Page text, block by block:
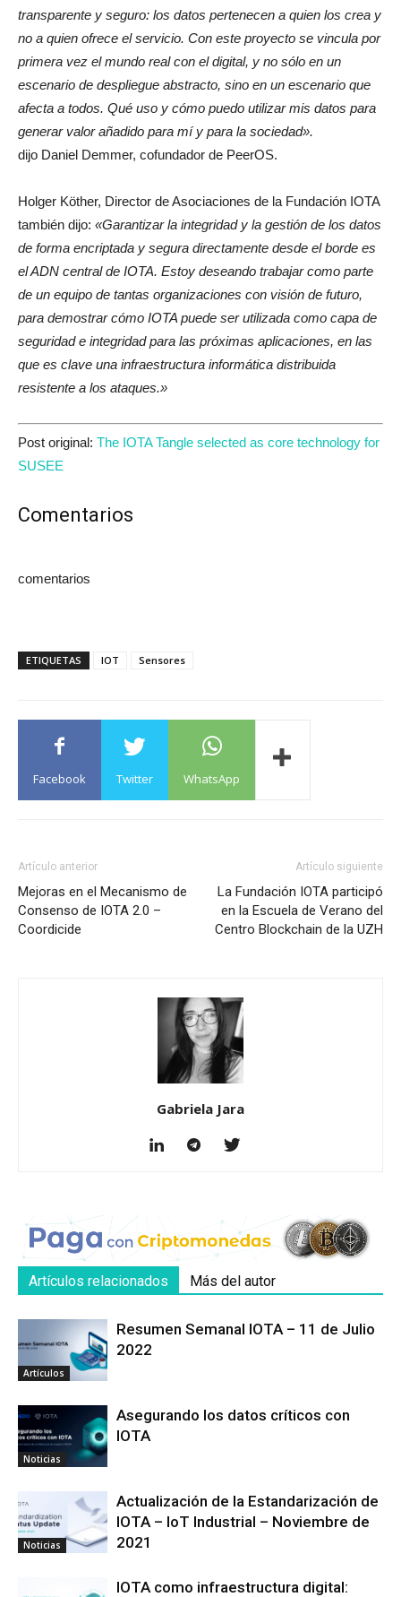
transparente y seguro: los datos pertenecen a quien los crea y
no a quien ofrece el servicio. Con este proyecto se vincula por
primera vez el mundo real con el digital, y no sólo en un
escenario de despliegue abstracto, sino en un escenario que
afecta a todos. Qué uso y cómo puedo utilizar mis datos para
generar valor añadido para mí y para la sociedad».
dijo Daniel Demmer, cofundador de PeerOS.
Holger Köther, Director de Asociaciones de la Fundación IOTA
también dijo: «Garantizar la integridad y la gestión de los datos
de forma encriptada y segura directamente desde el borde es
el ADN central de IOTA. Estoy deseando trabajar como parte
de un equipo de tantas organizaciones con visión de futuro,
para demostrar cómo IOTA puede ser utilizada como capa de
seguridad e integridad para las próximas aplicaciones, en las
que es clave una infraestructura informática distribuida
resistente a los ataques.»
Post original: The IOTA Tangle selected as core technology for
SUSEE
Comentarios
comentarios
ETIQUETAS IOT Sensores
Facebook Twitter WhatsApp
Artículo anterior
Mejoras en el Mecanismo de
Consenso de IOTA 2.0 –
Coordicide
Artículo siguiente
La Fundación IOTA participó
en la Escuela de Verano del
Centro Blockchain de la UZH
Gabriela Jara
Artículos relacionados Más del autor
Artículos
Resumen Semanal IOTA – 11 de Julio
2022
Noticias
Asegurando los datos críticos con
IOTA
Noticias
Actualización de la Estandarización de
IOTA – IoT Industrial – Noviembre de
2021
IOTA como infraestructura digital: